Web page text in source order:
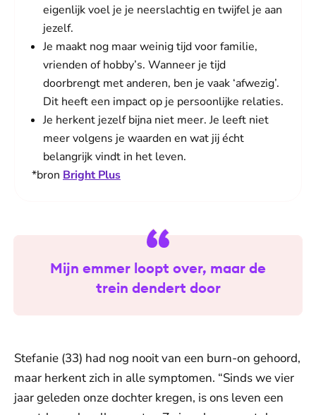
eigenlijk voel je je neerslachtig en twijfel je aan
jezelf.
Je maakt nog maar weinig tijd voor familie,
vrienden of hobby’s. Wanneer je tijd
doorbrengt met anderen, ben je vaak ‘afwezig’.
Dit heeft een impact op je persoonlijke relaties.
Je herkent jezelf bijna niet meer. Je leeft niet
meer volgens je waarden en wat jij écht
belangrijk vindt in het leven.
*bron Bright Plus
Mijn emmer loopt over, maar de
trein dendert door
Stefanie (33) had nog nooit van een burn-on gehoord,
maar herkent zich in alle symptomen. “Sinds we vier
jaar geleden onze dochter kregen, is ons leven een